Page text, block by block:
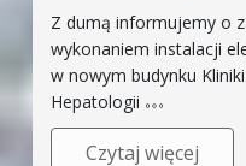
Z dumą informujemy o
wykonaniem instalacji
w nowym budynku
Hepatologii
Czytaj więcej